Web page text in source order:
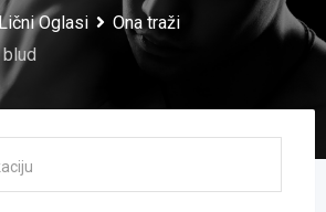
Oglasi
Ona traži